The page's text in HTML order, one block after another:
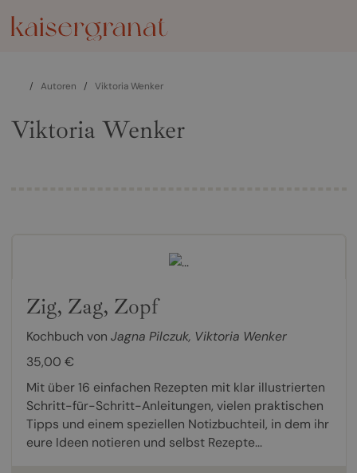
/ Autoren / Viktoria Wenker
Viktoria Wenker
Zig, Zag, Zopf
Kochbuch von Jagna Pilczuk, Viktoria Wenker
35,00 €
Mit über 16 einfachen Rezepten mit klar illustrierten
Schritt-für-Schritt-Anleitungen, vielen praktischen
Tipps und einem speziellen Notizbuchteil, in dem ihr
eure Ideen notieren und selbst Rezepte...